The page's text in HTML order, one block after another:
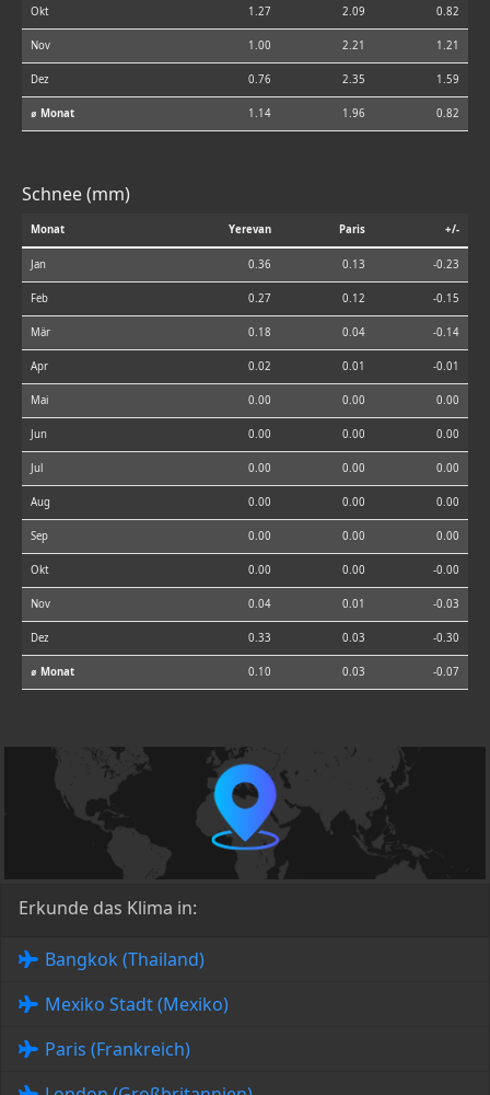
Okt 1.27 2.09 0.82
Nov 1.00 2.21 1.21
Dez 0.76 2.35 1.59
⌀ Monat 1.14 1.96 0.82
Schnee (mm)
Monat Yerevan Paris +/-
Jan 0.36 0.13 -0.23
Feb 0.27 0.12 -0.15
Mär 0.18 0.04 -0.14
Apr 0.02 0.01 -0.01
Mai 0.00 0.00 0.00
Jun 0.00 0.00 0.00
Jul 0.00 0.00 0.00
Aug 0.00 0.00 0.00
Sep 0.00 0.00 0.00
Okt 0.00 0.00 -0.00
Nov 0.04 0.01 -0.03
Dez 0.33 0.03 -0.30
⌀ Monat 0.10 0.03 -0.07
Erkunde das Klima in:
Bangkok (Thailand)
Mexiko Stadt (Mexiko)
Paris (Frankreich)